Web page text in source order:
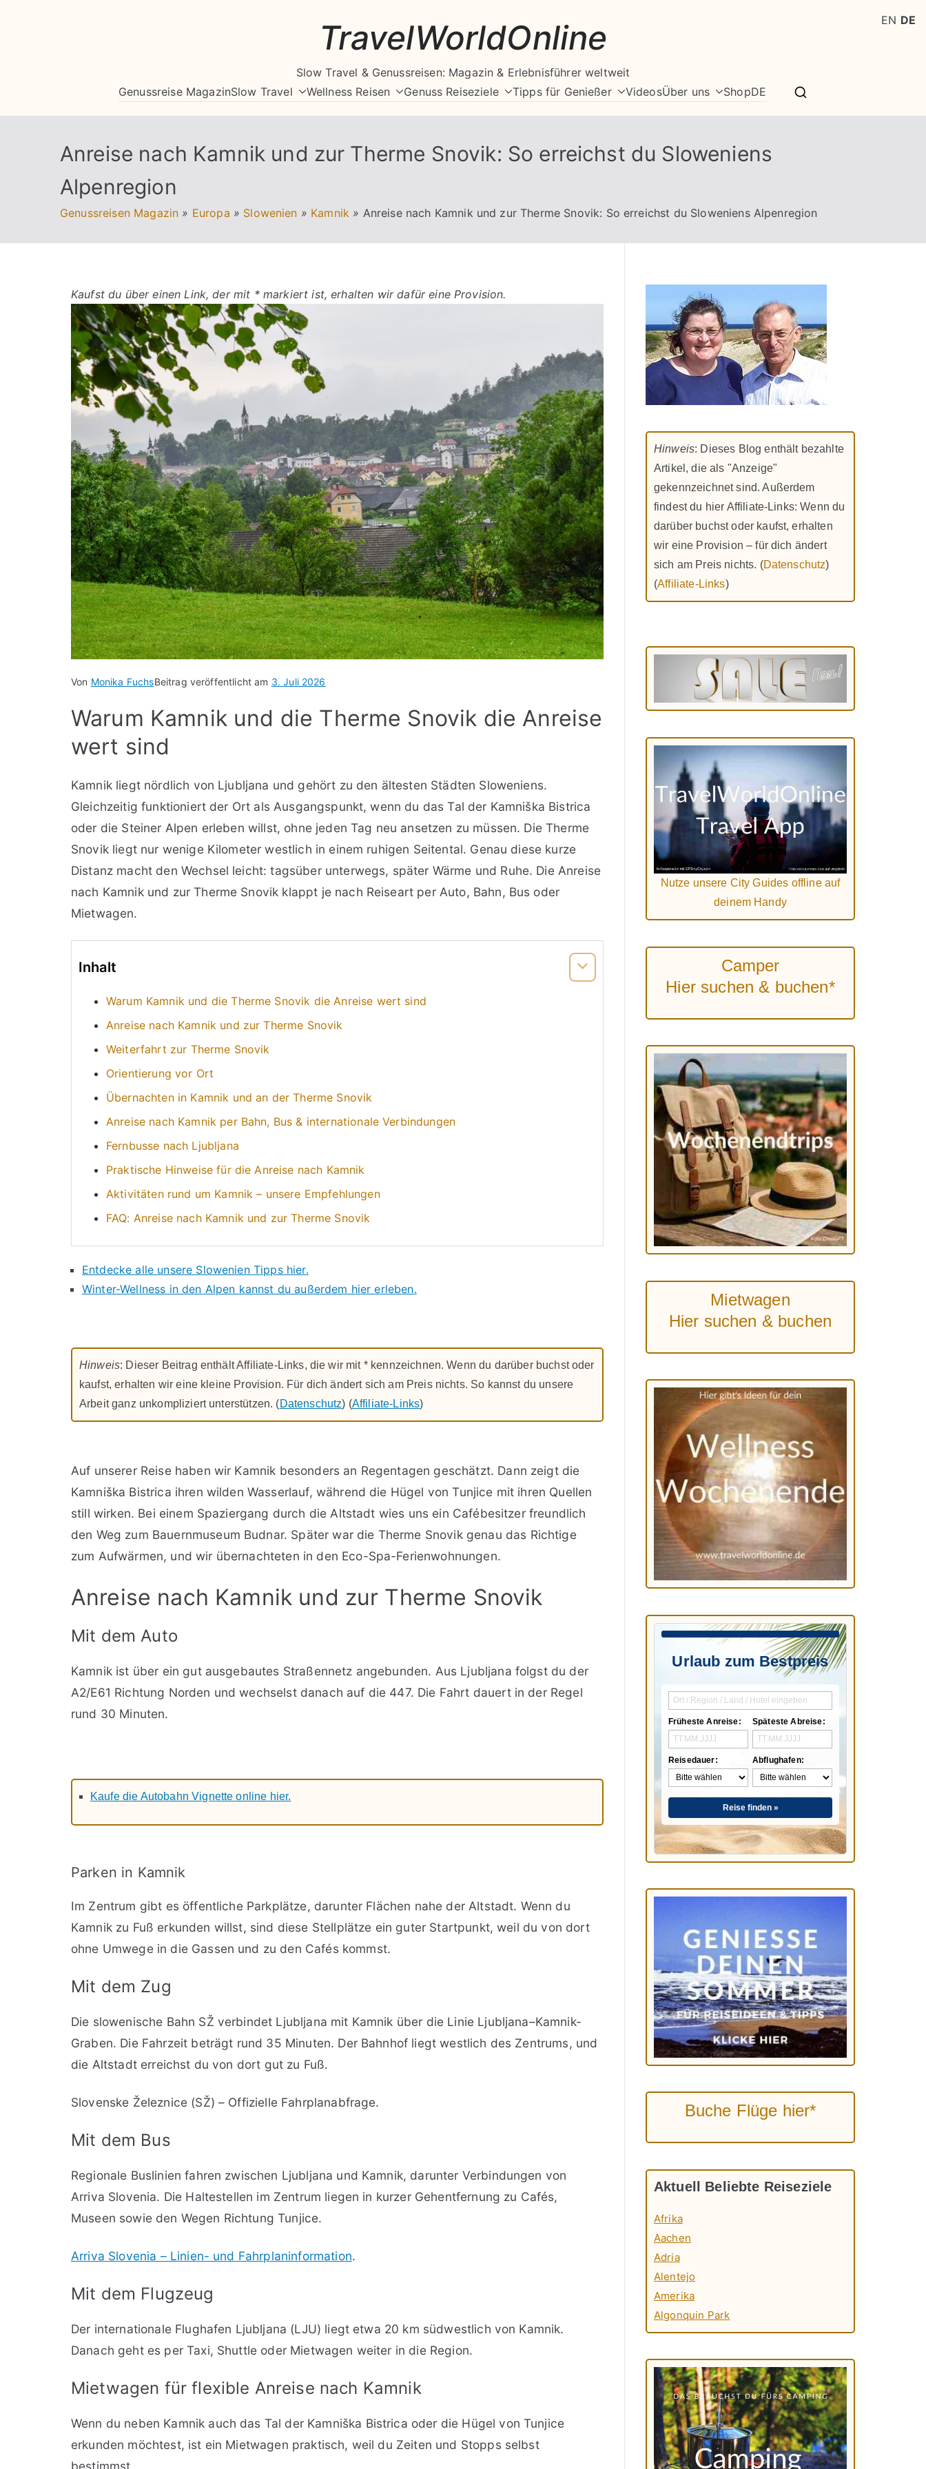
TravelWorldOnline
Slow Travel & Genussreisen: Magazin & Erlebnisführer weltweit
Genussreise MagazinSlow Travel Wellness Reisen Genuss Reiseziele Tipps für Genießer VideosÜber uns ShopDE
Anreise nach Kamnik und zur Therme Snovik: So erreichst du Sloweniens
Alpenregion
Genussreisen Magazin » Europa » Slowenien » Kamnik » Anreise nach Kamnik und zur Therme Snovik: So erreichst du Sloweniens Alpenregion
Kaufst du über einen Link, der mit * markiert ist, erhalten wir dafür eine Provision.
Von Monika FuchsBeitrag veröffentlicht am 3. Juli 2026
Warum Kamnik und die Therme Snovik die Anreise
wert sind
Kamnik liegt nördlich von Ljubljana und gehört zu den ältesten Städten Sloweniens.
Gleichzeitig funktioniert der Ort als Ausgangspunkt, wenn du das Tal der Kamniška Bistrica
oder die Steiner Alpen erleben willst, ohne jeden Tag neu ansetzen zu müssen. Die Therme
Snovik liegt nur wenige Kilometer westlich in einem ruhigen Seitental. Genau diese kurze
Distanz macht den Wechsel leicht: tagsüber unterwegs, später Wärme und Ruhe. Die Anreise
nach Kamnik und zur Therme Snovik klappt je nach Reiseart per Auto, Bahn, Bus oder
Mietwagen.
Inhalt
Warum Kamnik und die Therme Snovik die Anreise wert sind
Anreise nach Kamnik und zur Therme Snovik
Weiterfahrt zur Therme Snovik
Orientierung vor Ort
Übernachten in Kamnik und an der Therme Snovik
Anreise nach Kamnik per Bahn, Bus & internationale Verbindungen
Fernbusse nach Ljubljana
Praktische Hinweise für die Anreise nach Kamnik
Aktivitäten rund um Kamnik – unsere Empfehlungen
FAQ: Anreise nach Kamnik und zur Therme Snovik
Entdecke alle unsere Slowenien Tipps hier.
Winter-Wellness in den Alpen kannst du außerdem hier erleben.
Hinweis: Dieser Beitrag enthält Affiliate-Links, die wir mit * kennzeichnen. Wenn du darüber buchst oder
kaufst, erhalten wir eine kleine Provision. Für dich ändert sich am Preis nichts. So kannst du unsere
Arbeit ganz unkompliziert unterstützen. (Datenschutz) (Affiliate-Links)
Auf unserer Reise haben wir Kamnik besonders an Regentagen geschätzt. Dann zeigt die
Kamniška Bistrica ihren wilden Wasserlauf, während die Hügel von Tunjice mit ihren Quellen
still wirken. Bei einem Spaziergang durch die Altstadt wies uns ein Cafébesitzer freundlich
den Weg zum Bauernmuseum Budnar. Später war die Therme Snovik genau das Richtige
zum Aufwärmen, und wir übernachteten in den Eco-Spa-Ferienwohnungen.
Anreise nach Kamnik und zur Therme Snovik
Mit dem Auto
Kamnik ist über ein gut ausgebautes Straßennetz angebunden. Aus Ljubljana folgst du der
A2/E61 Richtung Norden und wechselst danach auf die 447. Die Fahrt dauert in der Regel
rund 30 Minuten.
Kaufe die Autobahn Vignette online hier.
Parken in Kamnik
Im Zentrum gibt es öffentliche Parkplätze, darunter Flächen nahe der Altstadt. Wenn du
Kamnik zu Fuß erkunden willst, sind diese Stellplätze ein guter Startpunkt, weil du von dort
ohne Umwege in die Gassen und zu den Cafés kommst.
Mit dem Zug
Die slowenische Bahn SŽ verbindet Ljubljana mit Kamnik über die Linie Ljubljana–Kamnik-
Graben. Die Fahrzeit beträgt rund 35 Minuten. Der Bahnhof liegt westlich des Zentrums, und
die Altstadt erreichst du von dort gut zu Fuß.
Slovenske Železnice (SŽ) – Offizielle Fahrplanabfrage.
Mit dem Bus
Regionale Buslinien fahren zwischen Ljubljana und Kamnik, darunter Verbindungen von
Arriva Slovenia. Die Haltestellen im Zentrum liegen in kurzer Gehentfernung zu Cafés,
Museen sowie den Wegen Richtung Tunjice.
Arriva Slovenia – Linien- und Fahrplaninformation.
Mit dem Flugzeug
Der internationale Flughafen Ljubljana (LJU) liegt etwa 20 km südwestlich von Kamnik.
Danach geht es per Taxi, Shuttle oder Mietwagen weiter in die Region.
Mietwagen für flexible Anreise nach Kamnik
Wenn du neben Kamnik auch das Tal der Kamniška Bistrica oder die Hügel von Tunjice
erkunden möchtest, ist ein Mietwagen praktisch, weil du Zeiten und Stopps selbst
bestimmst.
Hinweis: Dieses Blog enthält bezahlte
Artikel, die als "Anzeige"
gekennzeichnet sind. Außerdem
findest du hier Affiliate-Links: Wenn du
darüber buchst oder kaufst, erhalten
wir eine Provision – für dich ändert
sich am Preis nichts. (Datenschutz)
(Affiliate-Links)
Nutze unsere City Guides offline auf
deinem Handy
Camper
Hier suchen & buchen*
Mietwagen
Hier suchen & buchen
Urlaub zum Bestpreis
Früheste Anreise:
Reisedauer:
Späteste Abreise:
Abflughafen:
Reise finden »
Buche Flüge hier*
Aktuell Beliebte Reiseziele
Afrika
Aachen
Adria
Alentejo
Amerika
Algonquin Park
EN DE